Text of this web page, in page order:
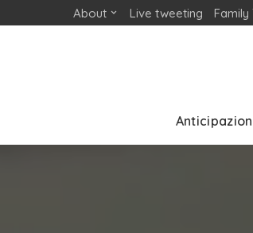
About Live tweeting Family